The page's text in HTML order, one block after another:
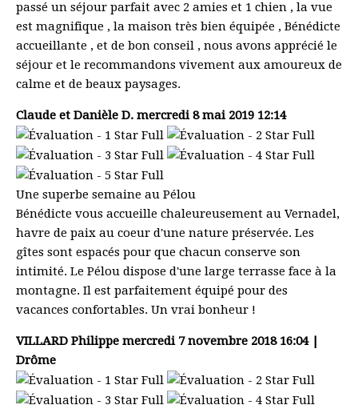
passé un séjour parfait avec 2 amies et 1 chien , la vue
est magnifique , la maison très bien équipée , Bénédicte
accueillante , et de bon conseil , nous avons apprécié le
séjour et le recommandons vivement aux amoureux de
calme et de beaux paysages.
Claude et Danièle D. mercredi 8 mai 2019 12:14
Une superbe semaine au Pélou
Bénédicte vous accueille chaleureusement au Vernadel,
havre de paix au coeur d'une nature préservée. Les
gîtes sont espacés pour que chacun conserve son
intimité. Le Pélou dispose d'une large terrasse face à la
montagne. Il est parfaitement équipé pour des
vacances confortables. Un vrai bonheur !
VILLARD Philippe mercredi 7 novembre 2018 16:04 |
Drôme